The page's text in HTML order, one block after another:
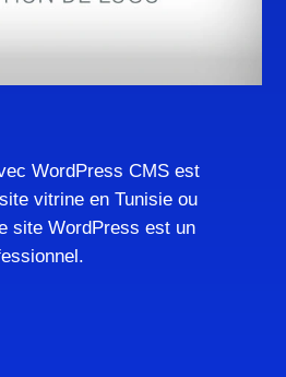
WordPress CMS est
vitrine en Tunisie ou
site WordPress est un